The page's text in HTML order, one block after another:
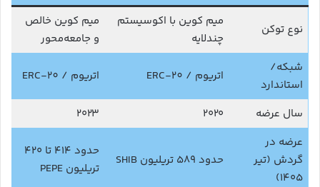
نوع توکن
میم کوین با اکوسیستم
چندلایه
میم کوین خالص
و جامعه‌محور
شبکه/
استاندارد
اتریوم / ERC-20 اتریوم / ERC-20
سال عرضه ۲۰۲۰
۲۰۲۳
عرضه در
گردش (تیر
۱۴۰۵)
حدود ۵۸۹ تریلیون SHIB
حدود ۴۱۴ تا ۴۲۰
تریلیون PEPE